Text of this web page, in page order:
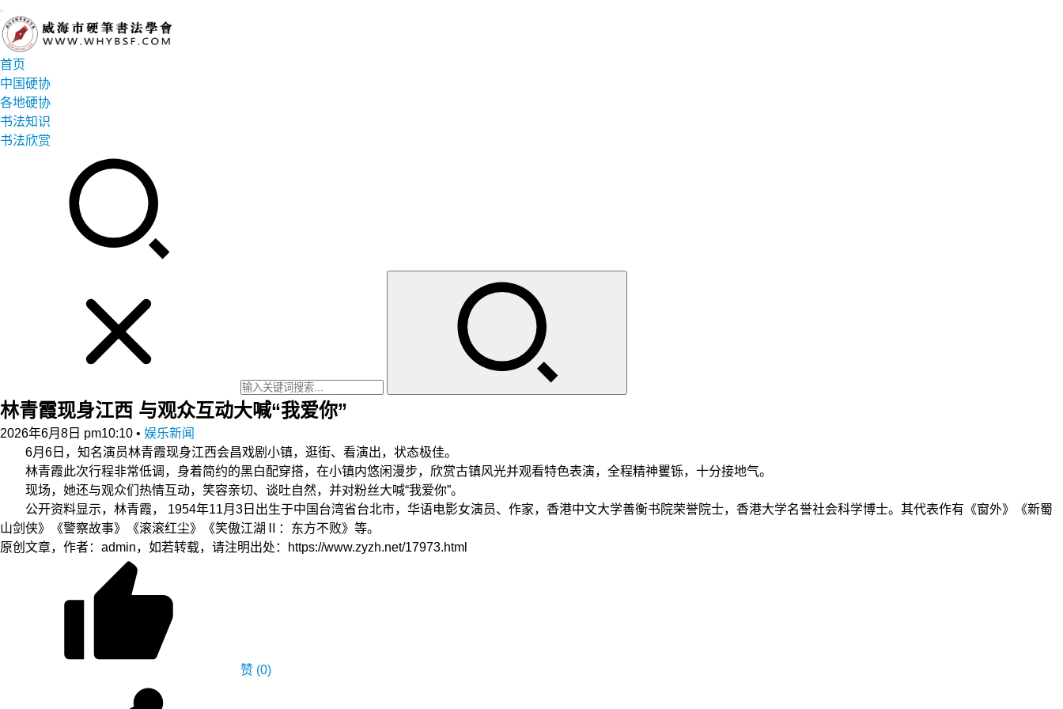
首页
中国硬协
各地硬协
书法知识
书法欣赏
林青霞现身江西 与观众互动大喊“我爱你”
2026年6月8日 pm10:10 • 娱乐新闻
6月6日，知名演员林青霞现身江西会昌戏剧小镇，逛街、看演出，状态极佳。
林青霞此次行程非常低调，身着简约的黑白配穿搭，在小镇内悠闲漫步，欣赏古镇风光并观看特色表演，全程精神矍铄，十分接地气。
现场，她还与观众们热情互动，笑容亲切、谈吐自然，并对粉丝大喊“我爱你”。
公开资料显示，林青霞， 1954年11月3日出生于中国台湾省台北市，华语电影女演员、作家，香港中文大学善衡书院荣誉院士，香港大学名誉社会科学博士。其代表作有《窗外》《新蜀
山剑侠》《警察故事》《滚滚红尘》《笑傲江湖Ⅱ：东方不败》等。
原创文章，作者：admin，如若转载，请注明出处：https://www.zyzh.net/17973.html
赞 (0)